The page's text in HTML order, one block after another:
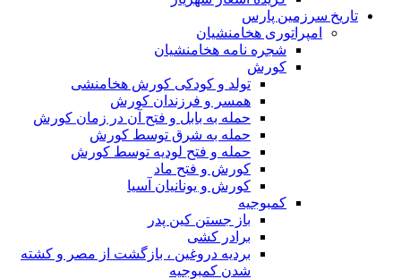
تاریخ سرزمین پارس
امپراتوری هخامنشیان
شجره نامه هخامنشیان
کورش
تولد و کودکی کورش هخامنشی
همسر و فرزندان کورش
حمله به بابل و فتح آن در زمان کورش
حمله به شرق توسط کورش
حمله و فتح لودیه توسط کورش
کورش و فتح ماد
کورش و یونانیان آسیا
کمبوجیه
باز جستن کین پدر
برادر کشی
بردیه دروغین ، بازگشت از مصر و کشته
شدن کمبوجیه